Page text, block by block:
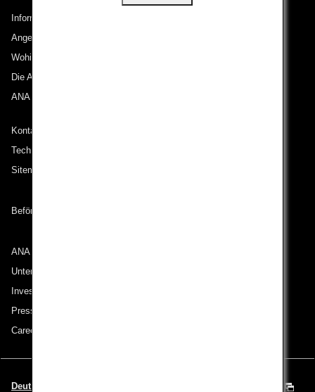
Informationen zu ANA
Angebote und Ankündigungen
Wohin wir reisen
Die ANA Experience
ANA Mileage Club
Kontakt zu ANA
Technische Hilfe (Barrierefreiheit)
Sitemap
Beförderungsbedingungen
ANA Group
Unternehmen der ANA Group
Investor Relations
Pressemeldungen
Careers (English Only)
Deutsch | Österreich (Wählen Sie Ihre Stadt und Ihre Sprache)